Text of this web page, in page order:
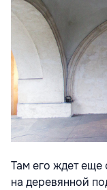
Там его ждет еще
на деревянной